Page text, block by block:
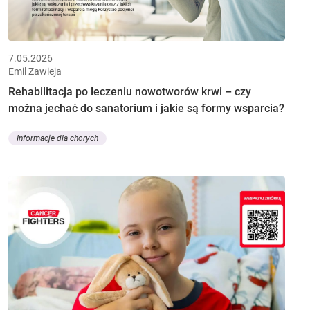
7.05.2026
Emil Zawieja
Rehabilitacja po leczeniu nowotworów krwi – czy
można jechać do sanatorium i jakie są formy wsparcia?
Informacje dla chorych